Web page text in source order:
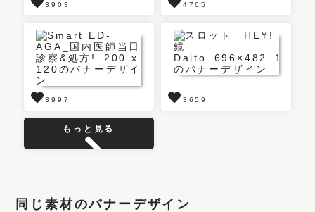
3903 4765
3997 3659
もっと見る
同じ素材のバナーデザイン